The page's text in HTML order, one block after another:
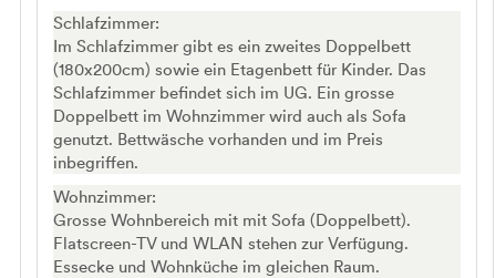
Schlafzimmer:
Im Schlafzimmer gibt es ein zweites Doppelbett
(180x200cm) sowie ein Etagenbett für Kinder. Das
Schlafzimmer befindet sich im UG. Ein grosse
Doppelbett im Wohnzimmer wird auch als Sofa
genutzt. Bettwäsche vorhanden und im Preis
inbegriffen.
Wohnzimmer:
Grosse Wohnbereich mit mit Sofa (Doppelbett).
Flatscreen-TV und WLAN stehen zur Verfügung.
Essecke und Wohnküche im gleichen Raum.